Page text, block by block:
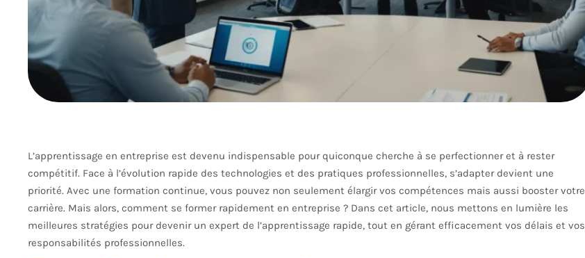
L’apprentissage en entreprise est devenu indispensable pour quiconque cherche à se perfectionner et à rester
compétitif. Face à l’évolution rapide des technologies et des pratiques professionnelles, s’adapter devient une
priorité. Avec une formation continue, vous pouvez non seulement élargir vos compétences mais aussi booster votre
carrière. Mais alors, comment se former rapidement en entreprise ? Dans cet article, nous mettons en lumière les
meilleures stratégies pour devenir un expert de l’apprentissage rapide, tout en gérant efficacement vos délais et vos
responsabilités professionnelles.